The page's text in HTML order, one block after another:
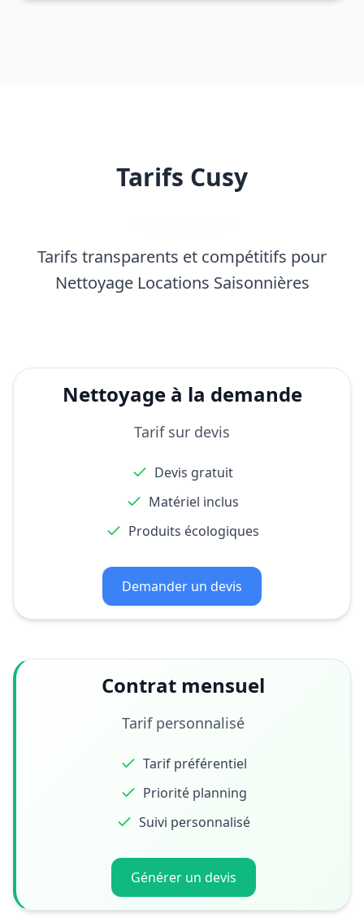
Tarifs Cusy
Tarifs transparents et compétitifs pour
Nettoyage Locations Saisonnières
Nettoyage à la demande
Tarif sur devis
Devis gratuit
Matériel inclus
Produits écologiques
Demander un devis
Contrat mensuel
Tarif personnalisé
Tarif préférentiel
Priorité planning
Suivi personnalisé
Générer un devis